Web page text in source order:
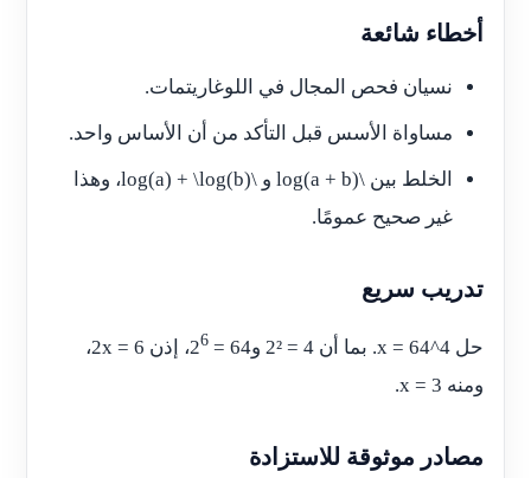
أخطاء شائعة
نسيان فحص المجال في اللوغاريتمات.
مساواة الأسس قبل التأكد من أن الأساس واحد.
الخلط بين \log(a + b) و \log(a) + \log(b)، وهذا
غير صحيح عمومًا.
تدريب سريع
حل 4^x = 64. بما أن 4 = 2² و64 = 2 6
، إذن 2x = 6،
ومنه x = 3.
مصادر موثوقة للاستزادة